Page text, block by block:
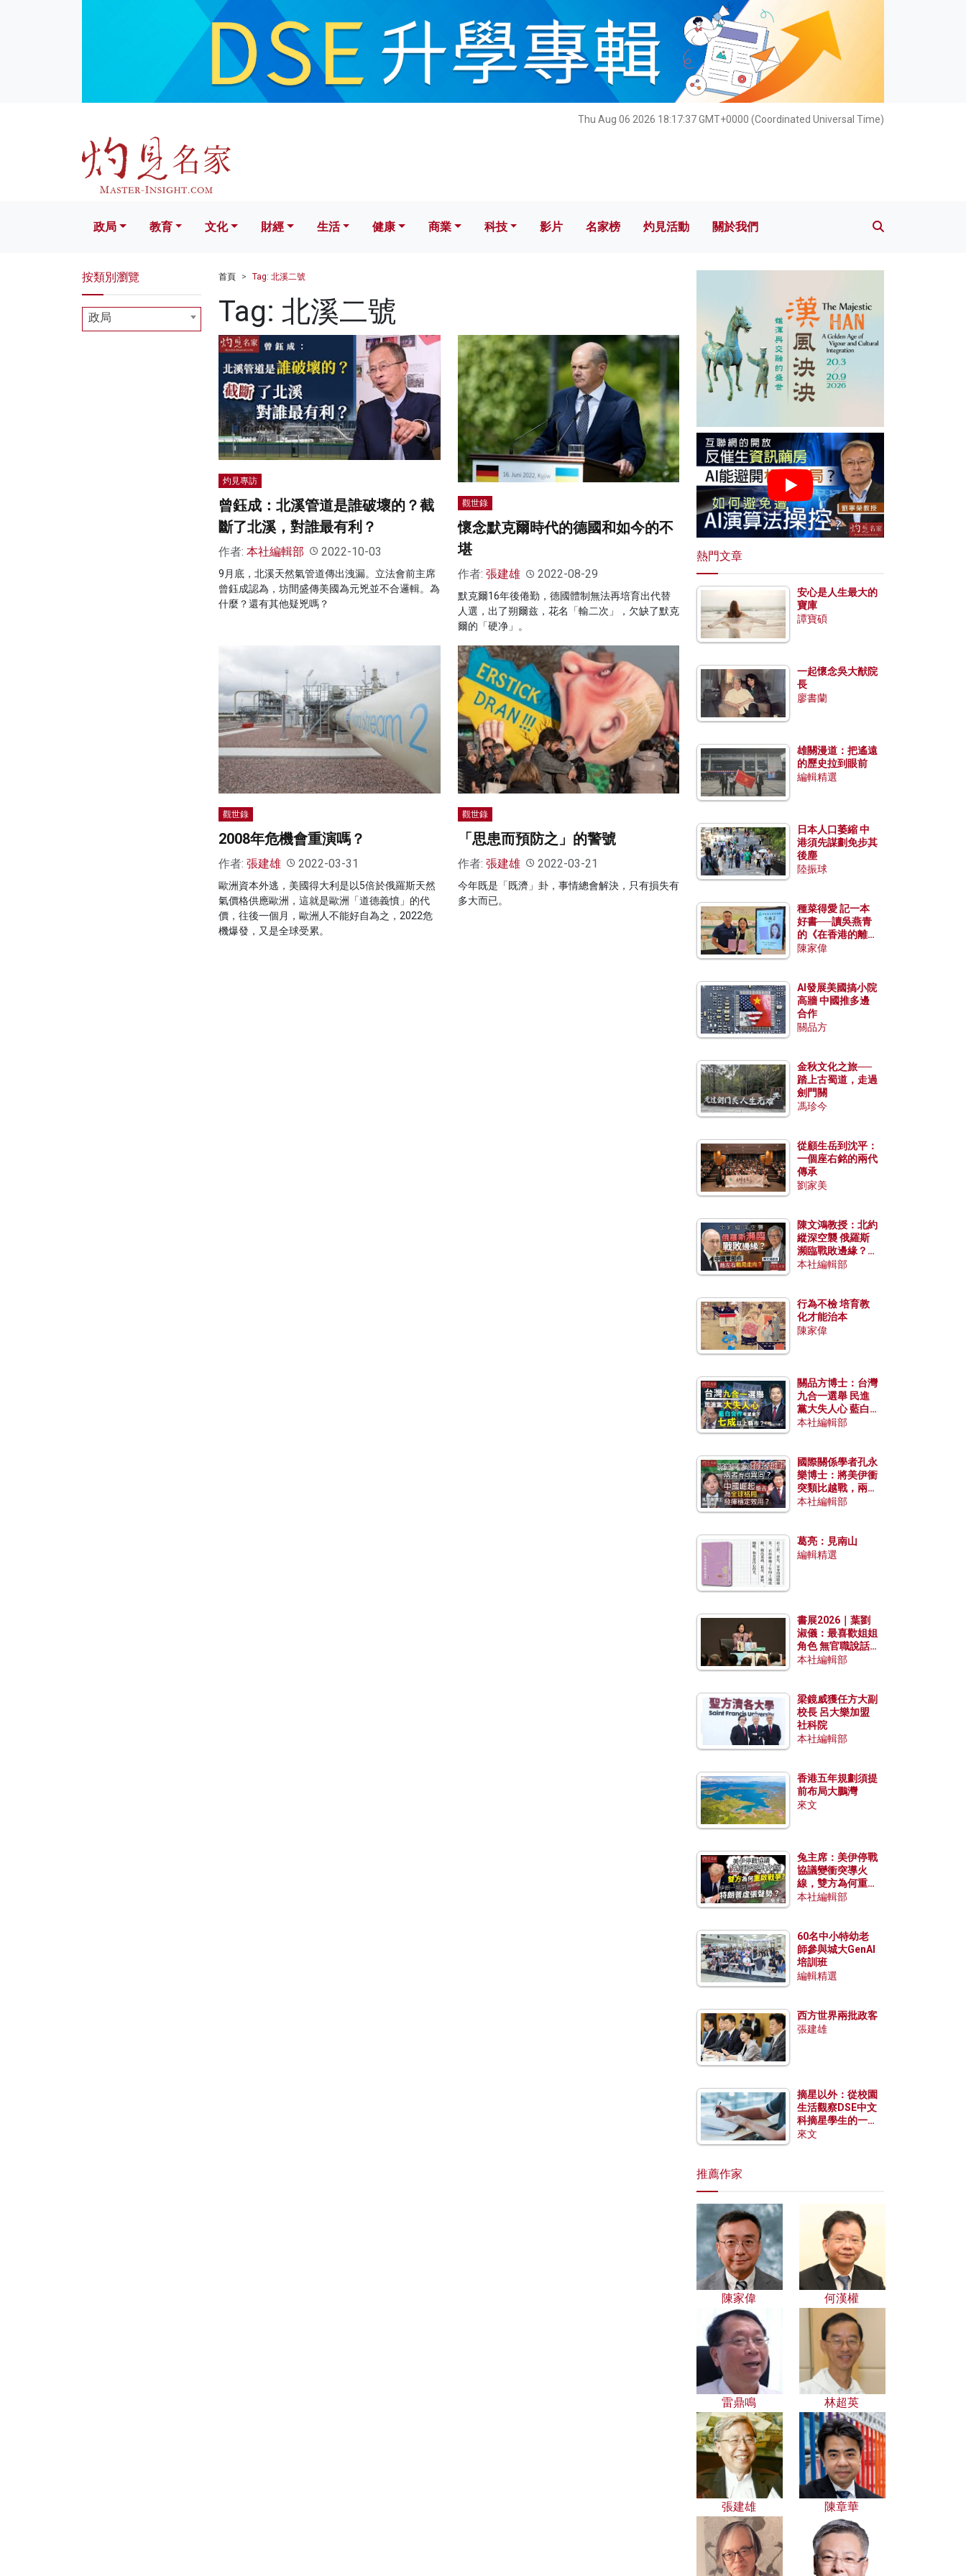
Thu Aug 06 2026 18:17:37 GMT+0000 (Coordinated Universal Time)
文化 財經 生活 健康 科技 影片 名家榜 灼見活動 關於我們
政局 教育 文化 財經 生活 健康 商業 科技 影片 名家榜 灼見活動 關於我們
首頁 Tag: 北溪二號
Tag: 北溪二號
灼見專訪
曾鈺成：北溪管道是誰破壞的？截
斷了北溪，對誰最有利？
作者: 本社編輯部 2022-10-03
9月底，北溪天然氣管道傳出洩漏。立法會前主席
曾鈺成認為，坊間盛傳美國為元兇並不合邏輯。為
什麼？還有其他疑兇嗎？
觀世錄
懷念默克爾時代的德國和如今的不
堪
作者: 張建雄 2022-08-29
默克爾16年後倦勤，德國體制無法再培育出代替
人選，出了朔爾兹，花名「輸二次」，欠缺了默克
爾的「硬净」。
觀世錄
2008年危機會重演嗎？
作者: 張建雄 2022-03-31
歐洲資本外逃，美國得大利是以5倍於俄羅斯天然
氣價格供應歐洲，這就是歐洲「道德義憤」的代
價，往後一個月，歐洲人不能好自為之，2022危
機爆發，又是全球受累。
觀世錄
「思患而預防之」的警號
作者: 張建雄 2022-03-21
今年既是「既濟」卦，事情總會解決，只有損失有
多大而已。
按類別瀏覽
政局
熱門文章
安心是人生最大的
寶庫
譚寶碩
一起懷念吳大猷院
長
廖書蘭
雄關漫道：把遙遠
的歷史拉到眼前
編輯精選
日本人口萎縮 中
港須先謀劃免步其
後塵
陸振球
種菜得愛 記一本
好書──讀吳燕青
的《在香港的離島
種菜》
陳家偉
AI發展美國搞小院
高牆 中國推多邊
合作
關品方
金秋文化之旅──
踏上古蜀道，走過
劍門關
馮珍今
從顧生岳到沈平：
一個座右銘的兩代
傳承
劉家美
陳文鴻教授：北約
縱深空襲 俄羅斯
瀕臨戰敗邊緣？中
國零部件能左右戰
本社編輯部
行為不檢 培育教
化才能治本
陳家偉
關品方博士：台灣
九合一選舉 民進
黨大失人心 藍白
合作有望拿下七成
本社編輯部
國際關係學者孔永
樂博士：將美伊衝
突類比越戰，兩者
有何異同？中國崛
本社編輯部
葛亮：見南山
編輯精選
書展2026｜葉劉
淑儀：最喜歡姐姐
角色 無官職說話
包袱少
本社編輯部
梁鏡威獲任方大副
校長 呂大樂加盟
社科院
本社編輯部
香港五年規劃須提
前布局大鵬灣
來文
兔主席：美伊停戰
協議變衝突導火
線，雙方為何重啟
戰爭？伊朗一早洞
本社編輯部
60名中小特幼老
師參與城大GenAI
培訓班
編輯精選
西方世界兩批政客
張建雄
摘星以外：從校園
生活觀察DSE中文
科摘星學生的一點
特質
來文
推薦作家
陳家偉 何漢權
雷鼎鳴 林超英
張建雄 陳章華